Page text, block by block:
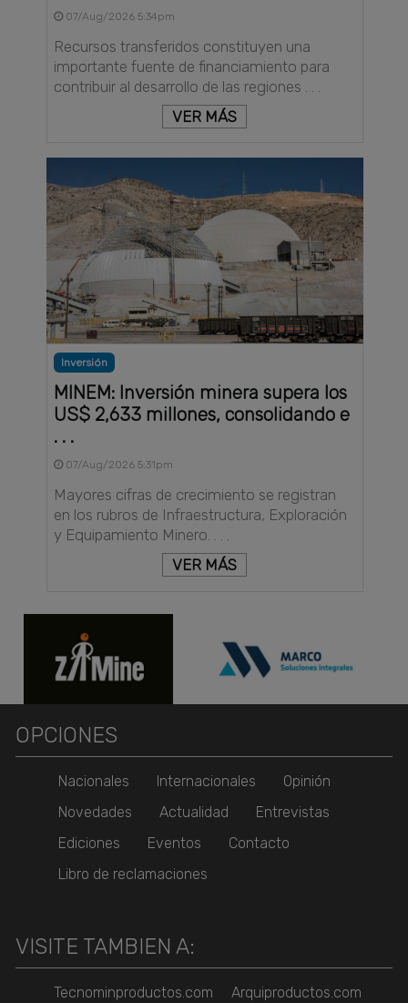
07/Aug/2026 5:34pm
Recursos transferidos constituyen una
importante fuente de financiamiento para
contribuir al desarrollo de las regiones . . .
VER MÁS
Inversión
MINEM: Inversión minera supera los
US$ 2,633 millones, consolidando e
. . .
07/Aug/2026 5:31pm
Mayores cifras de crecimiento se registran
en los rubros de Infraestructura, Exploración
y Equipamiento Minero. . . .
VER MÁS
OPCIONES
Nacionales Internacionales
Opinión
Novedades
Actualidad
Entrevistas
Ediciones
Eventos
Contacto
Libro de reclamaciones
VISITE TAMBIEN A:
Tecnominproductos.com Arquiproductos.com